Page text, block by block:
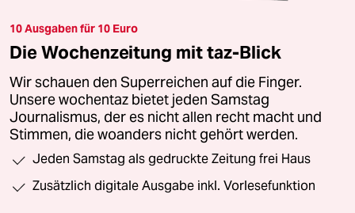
10 Ausgaben für 10 Euro
Die Wochenzeitung mit taz-Blick
Wir schauen den Superreichen auf die Finger.
Unsere wochentaz bietet jeden Samstag
Journalismus, der es nicht allen recht macht und
Stimmen, die woanders nicht gehört werden.
Jeden Samstag als gedruckte Zeitung frei Haus
Zusätzlich digitale Ausgabe inkl. Vorlesefunktion